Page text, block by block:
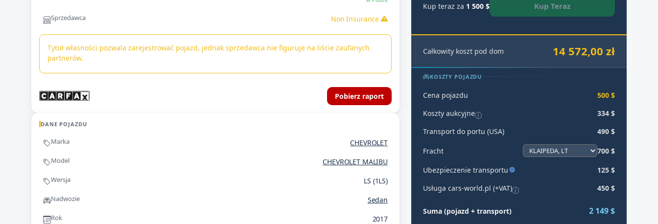
Sprzedawca Non Insurance
Tytuł własności pozwala zarejestrować pojazd, jednak sprzedawca nie figuruje na liście zaufanych
partnerów.
Pobierz raport
DANE POJAZDU
Marka CHEVROLET
Model CHEVROLET MALIBU
Wersja LS (1LS)
Nadwozie Sedan
Rok 2017
Kup teraz za 1 500 $ Kup Teraz
Całkowity koszt pod dom 14 572,00 zł
KOSZTY POJAZDU
Cena pojazdu
500 $
Koszty aukcyjne
334 $
Transport do portu (USA)
490 $
Fracht 700 $
Ubezpieczenie transportu
125 $
Usługa cars-world.pl (+VAT)
450 $
Suma (pojazd + transport) 2 149 $